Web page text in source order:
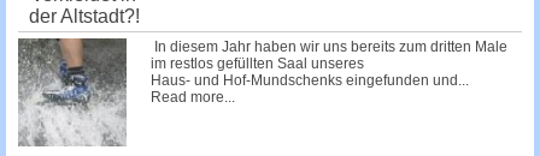
der Altstadt?!
In diesem Jahr haben wir uns bereits zum dritten Male
im restlos gefüllten Saal unseres
Haus- und Hof-Mundschenks eingefunden und...
Read more...